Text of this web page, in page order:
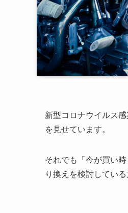
新型コロナウイルス
を見せています。
それでも「今が買い
り換えを検討してい